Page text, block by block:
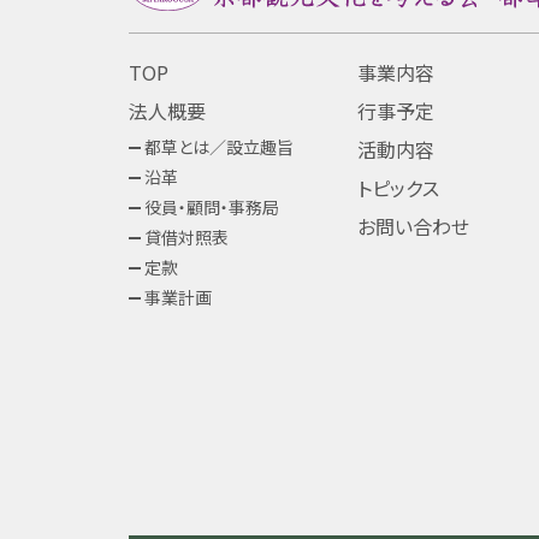
TOP
法人概要
都草とは／設立趣旨
沿革
役員・顧問・事務局
貸借対照表
定款
事業計画
事業内容
行事予定
活動内容
トピックス
お問い合わせ